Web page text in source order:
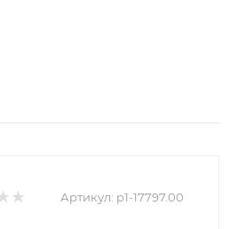
Артикул: p1-17797.00